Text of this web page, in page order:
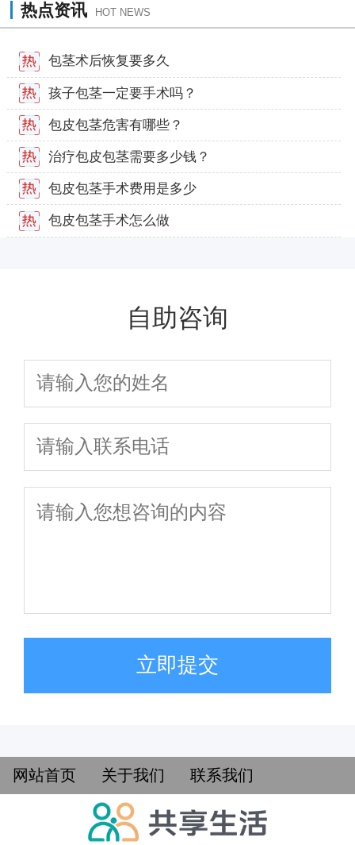
热点资讯 HOT NEWS
包茎术后恢复要多久
孩子包茎一定要手术吗？
包皮包茎危害有哪些？
治疗包皮包茎需要多少钱？
包皮包茎手术费用是多少
包皮包茎手术怎么做
自助咨询
立即提交
网站首页 关于我们 联系我们